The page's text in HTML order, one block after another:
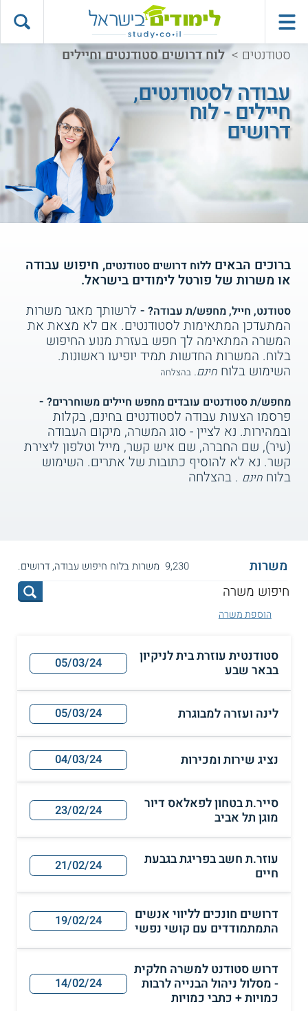
סטודנטים >לוח דרושים סטודנטים וחיילים
עבודה לסטודנטים,
חיילים - לוח
דרושים
ברוכים הבאיםללוח דרושים סטודנטים, חיפוש עבודה
או משרות של פורטל לימודים בישראל.
סטודנט, חייל, מחפש/ת עבודה? - לרשותך מאגר משרות
המתעדכן המתאימות לסטודנטים. אם לא מצאת את
המשרה המתאימה לך חפש בעזרת מנוע החיפוש
בלוח. המשרות החדשות תמיד יופיעו ראשונות.
השימוש בלוחחינם.בהצלחה
מחפש/ת סטודנטים עובדים מחפש חיילים משוחררים? -
פרסמו הצעות עבודה לסטודנטים בחינם, בקלות
ובמהירות. נא לציין - סוג המשרה, מיקום העבודה
(עיר), שם החברה, שם איש קשר, מייל וטלפון ליצירת
קשר. נא לא להוסיף כתובות של אתרים. השימוש
בלוחחינם . בהצלחה
משרות 9,230 משרות בלוח חיפוש עבודה, דרושים.
הוספת משרה
סטודנטית עוזרת בית לניקיון
בבאר שבע
05/03/24
לינה ועזרה למבוגרת 05/03/24
נציג שירות ומכירות 04/03/24
סייר.ת בטחון לפאלאס דיור
מוגן תל אביב
23/02/24
עוזר.ת חשב בפריגת בגבעת
חיים
21/02/24
דרושים חונכים לליווי אנשים
התמתמודדים עם קושי נפשי
19/02/24
דרוש סטודנט למשרה חלקית
- מסלול ניהול הבנייה לרבות
כמויות + כתבי כמויות
14/02/24